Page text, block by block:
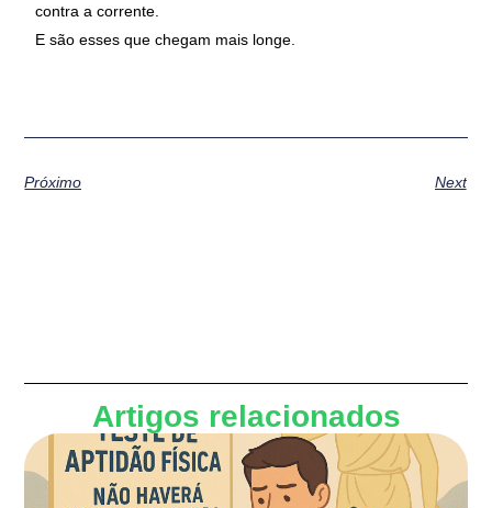
contra a corrente.
E são esses que chegam mais longe.
Próximo Next
Artigos relacionados